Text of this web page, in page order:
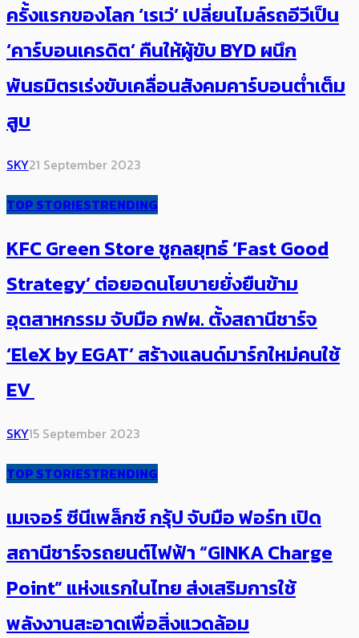
ครั้งแรกของโลก ‘เรเว่’ เปลี่ยนไมล์รถอีวีเป็น
‘คาร์บอนเครดิต’ คืนให้ผู้ขับ BYD ผนึก
พันธมิตรเร่งขับเคลื่อนสังคมคาร์บอนต่ำเต็ม
สูบ
SKY21 September 2023
TOP STORIESTRENDING
KFC Green Store ชูกลยุทธ์ ‘Fast Good
Strategy’ ต่อยอดนโยบายยั่งยืนข้าม
อุตสาหกรรม จับมือ กฟผ. ตั้งสถานีชาร์จ
‘EleX by EGAT’ สร้างแลนด์มาร์กใหม่คนใช้
EV ​
SKY15 September 2023
TOP STORIESTRENDING
เมเจอร์ ซีนีเพล็กซ์ กรุ้ป จับมือ ฟอร์ท เปิด
สถานีชาร์จรถยนต์ไฟฟ้า “GINKA Charge
Point” แห่งแรกในไทย ส่งเสริมการใช้
พลังงานสะอาดเพื่อสิ่งแวดล้อม